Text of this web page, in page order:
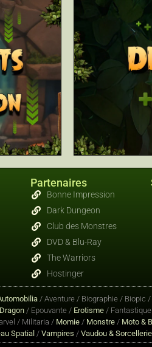
Partenaires
Bonne Impression
Dark Dungeon
Club des Monstres
DVD & Blu-Ray
The Warriors
Hostinger
/ Aventure / Biographie / Biopic /
Dragon / Epouvante / Erotisme /
/ Militaria / Momie / Monstre / Moto &
Spatial / Vampires / Vaudou & Sorcellerie